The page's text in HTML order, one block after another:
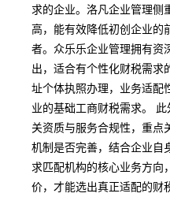
求的企业。洛凡企业管理侧
高，能有效降低初创企业的
者。众乐乐企业管理拥有资
出，适合有个性化财税需求
址个体执照办理，业务适配
业的基础工商财税需求。
关资质与服务合规性，重点
机制是否完善，结合企业自
求匹配机构的核心业务方向
价，才能选出真正适配的财